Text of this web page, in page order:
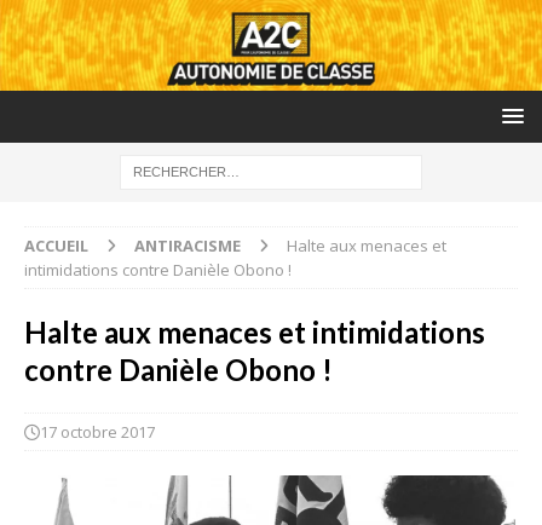
ACCUEIL ANTIRACISME
Halte aux menaces et
intimidations contre Danièle Obono !
Halte aux menaces et intimidations
contre Danièle Obono !
17 octobre 2017